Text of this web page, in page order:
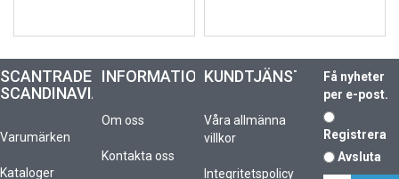
SCANTRADE
SCANDINAVIA
Varumärken
Kataloger
INFORMATION
Om oss
Kontakta oss
KUNDTJÄNST
Våra allmänna
villkor
Integritetspolicy
Få nyheter
per e-post.
Registrera
Avsluta